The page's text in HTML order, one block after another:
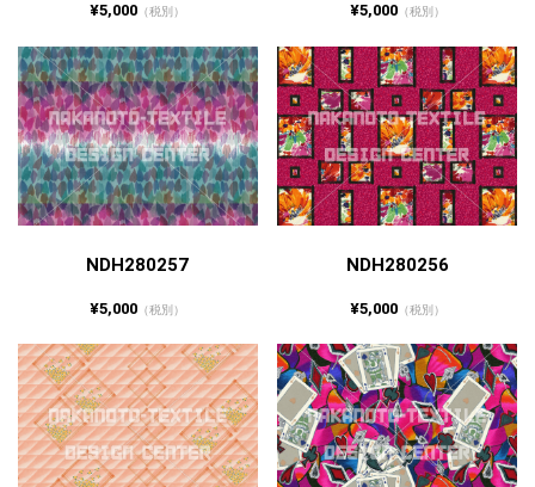
¥5,000 （税別） ¥5,000（税別）
NDH280257
¥5,000 （税別）
NDH280256
¥5,000（税別）